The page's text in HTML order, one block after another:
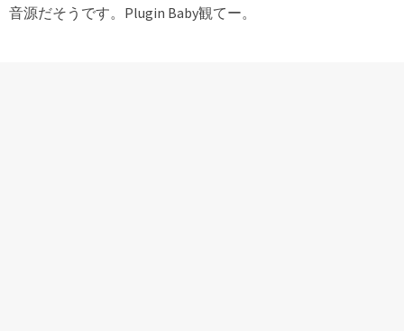
音源だそうです。Plugin Baby観てー。